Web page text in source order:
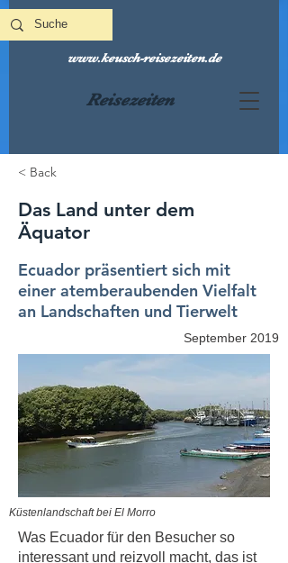
Reisezeiten
www.keusch-reisezeiten.de
< Back
Das Land unter dem
Äquator
Ecuador präsentiert sich mit
einer atemberaubenden Vielfalt
an Landschaften und Tierwelt
September 2019
Küstenlandschaft bei El Morro
Was Ecuador für den Besucher so
interessant und reizvoll macht, das ist